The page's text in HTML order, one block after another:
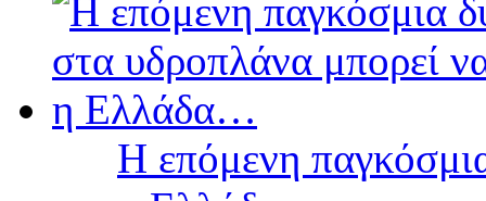
Η επόμενη